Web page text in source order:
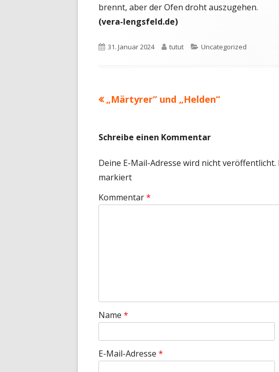
brennt, aber der Ofen droht auszugehen.
(vera-lengsfeld.de)
Veröffentlicht
31. Januar 2024 Autor
tutut Kategorien
Uncategorized
Beitragsnavigation
Vorheriger
„Märtyrer“ und „Helden“
Schreibe einen Kommentar
Deine E-Mail-Adresse wird nicht veröffentlicht.
markiert
Kommentar*
Name *
E-Mail-Adresse *